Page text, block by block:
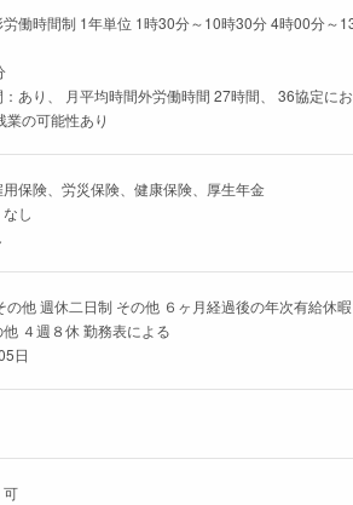
働時間制 1年単位 1時30分～10時30分 4時00分～
あり、 月平均時間外労働時間 27時間、 36協定に
業の可能性あり
保険、労災保険、健康保険、厚生年金
し
の他 週休二日制 その他 ６ヶ月経過後の年次有給休
４週８休 勤務表による
日
可